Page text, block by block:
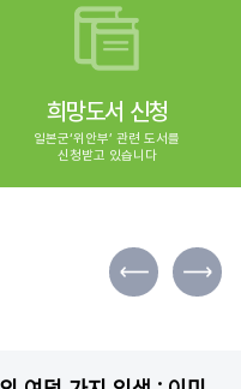
희망도서 신청
일본군‘위안부’ 관련 도서를
신청받고 있습니다